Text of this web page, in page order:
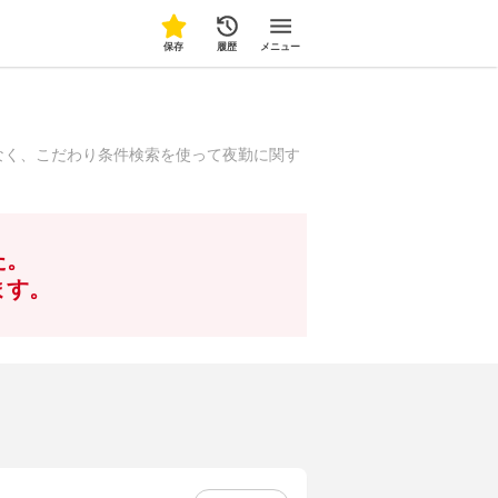
保存 履歴 メニュー
、こだわり条件検索を使って夜勤に関す
。